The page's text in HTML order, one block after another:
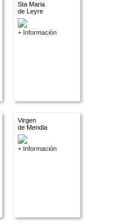
Sta Maria
de Leyre
+ Información
Virgen
de Mendia
+ Información